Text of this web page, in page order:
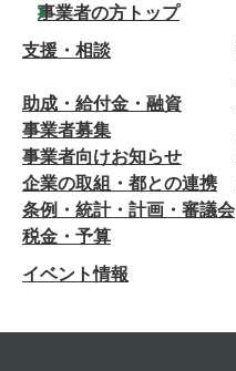
事業者の方トップ
支援・相談
助成・給付金・融資
事業者募集
事業者向けお知らせ
企業の取組・都との連携
条例・統計・計画・審議会
税金・予算
イベント情報